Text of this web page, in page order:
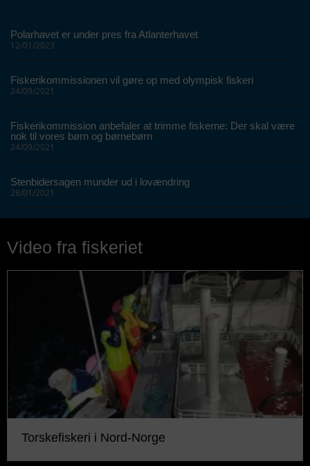
Polarhavet er under pres fra Atlanterhavet
12/01/2023
Fiskerikommissionen vil gøre op med olympisk fiskeri
24/09/2021
Fiskerikommission anbefaler at trimme fiskerne: Der skal være
nok til vores børn og børnebørn
24/09/2021
Stenbidersagen munder ud i lovændring
28/01/2021
Video fra fiskeriet
Torskefiskeri i Nord-Norge